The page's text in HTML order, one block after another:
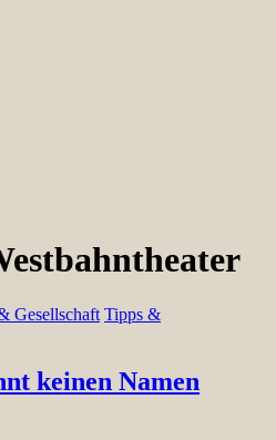
Gesellschaft Tipps &
keinen Namen